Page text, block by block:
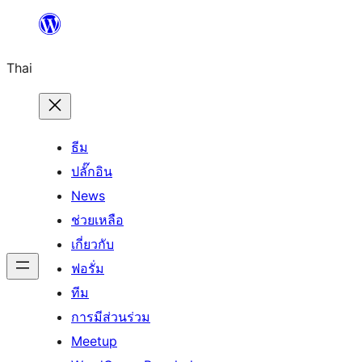
ยัง
เนื้อหา
Thai
ธีม
ปลั๊กอิน
News
ช่วยเหลือ
เกี่ยวกับ
ฟอรั่ม
ทีม
การมีส่วนร่วม
Meetup